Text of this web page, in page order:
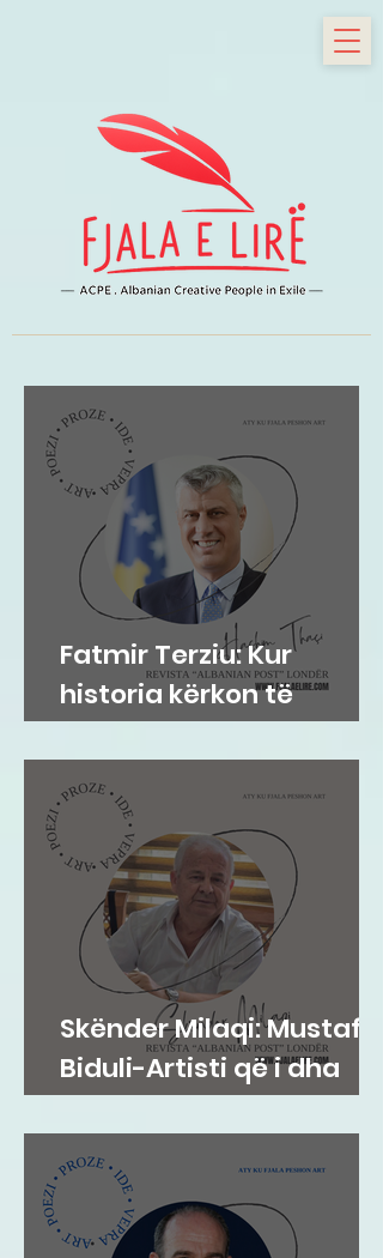
Fatmir Terziu: Kur
historia kërkon të
drejtën për të mos u
shtrembëruar
Skënder Milaqi: Mustafa
Biduli-Artisti që i dha
drurit shpirt.